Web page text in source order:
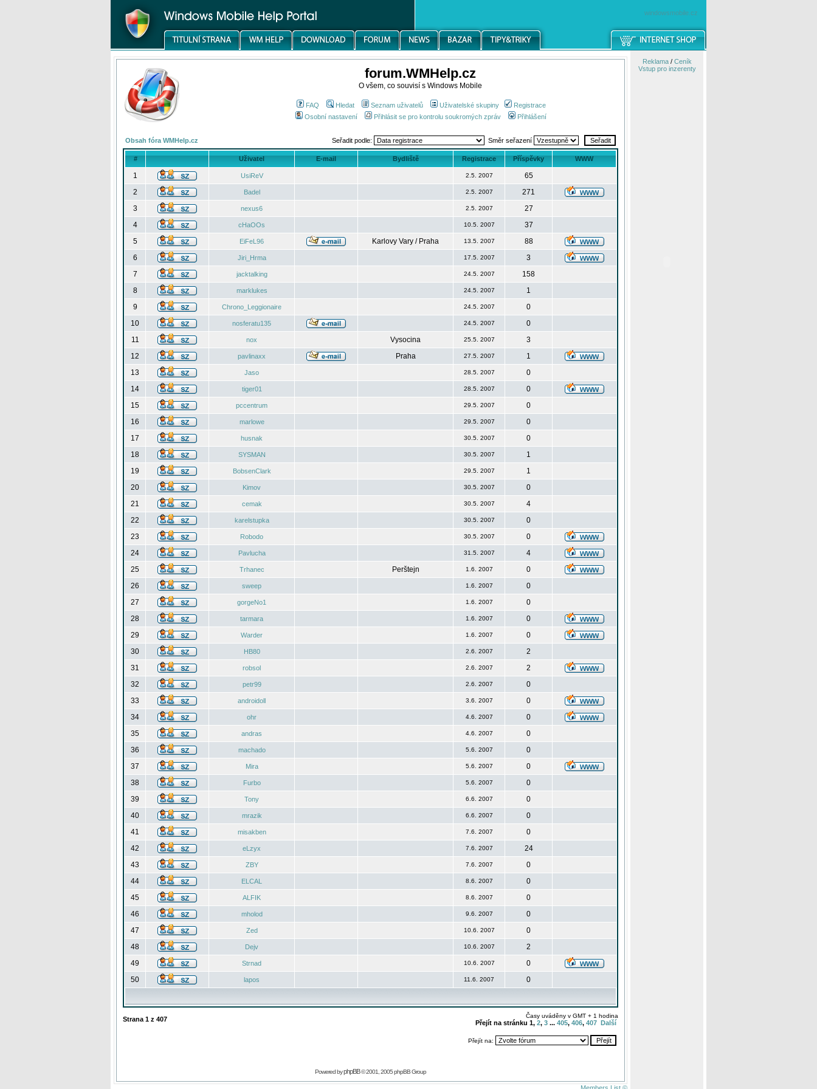
windowsmobile.cz
forum.WMHelp.cz
O všem, co souvisí s Windows Mobile
FAQ Hledat Seznam uživatelů Uživatelské skupiny
Registrace
Osobní nastavení
Přihlásit se pro kontrolu soukromých zpráv Přihlášení
Obsah fóra WMHelp.cz Seřadit podle: Směr seřazení
# Uživatel E-mail Bydliště Registrace Příspěvky WWW
1 UsiReV 2.5. 2007
65
2
Badel 2.5. 2007
271
3
nexus6 2.5. 2007
27
4
cHaOOs 10.5. 2007
37
5
EiFeL96 Karlovy Vary / Praha 13.5. 2007
88
6
Jiri_Hrma 17.5. 2007
3
7
jacktalking 24.5. 2007
158
8
marklukes 24.5. 2007
1
9
Chrono_Leggionaire 24.5. 2007
0
10
nosferatu135 24.5. 2007
0
11
nox Vysocina 25.5. 2007
3
12
pavlinaxx Praha 27.5. 2007
1
13
Jaso 28.5. 2007
0
14
tiger01 28.5. 2007
0
15
pccentrum 29.5. 2007
0
16
marlowe 29.5. 2007
0
17
husnak 30.5. 2007
0
18
SYSMAN 30.5. 2007
1
19
BobsenClark 29.5. 2007
1
20
Kimov 30.5. 2007
0
21
cemak 30.5. 2007
4
22
karelstupka 30.5. 2007
0
23
Robodo 30.5. 2007
0
24
Pavlucha 31.5. 2007
4
25
Trhanec Perštejn 1.6. 2007
0
26
sweep 1.6. 2007
0
27
gorgeNo1 1.6. 2007
0
28
tarmara 1.6. 2007
0
29
Warder 1.6. 2007
0
30
HB80 2.6. 2007
2
31
robsol 2.6. 2007
2
32
petr99 2.6. 2007
0
33
androidoll 3.6. 2007
0
34
ohr 4.6. 2007
0
35
andras 4.6. 2007
0
36
machado 5.6. 2007
0
37
Mira 5.6. 2007
0
38
Furbo 5.6. 2007
0
39
Tony 6.6. 2007
0
40
mrazik 6.6. 2007
0
41
misakben 7.6. 2007
0
42
eLzyx 7.6. 2007
24
43
ZBY 7.6. 2007
0
44
ELCAL 8.6. 2007
0
45
ALFIK 8.6. 2007
0
46
mholod 9.6. 2007
0
47
Zed 10.6. 2007
0
48
Dejv 10.6. 2007
2
49
Strnad 10.6. 2007
0
50
lapos 11.6. 2007 0
Strana 1 z 407 Časy uváděny v GMT + 1 hodina
Přejít na stránku 1, 2, 3 ... 405, 406, 407 Další
Přejít na:
Powered byphpBB© 2001, 2005 phpBB Group
Reklama/ Ceník
Vstup pro inzerenty